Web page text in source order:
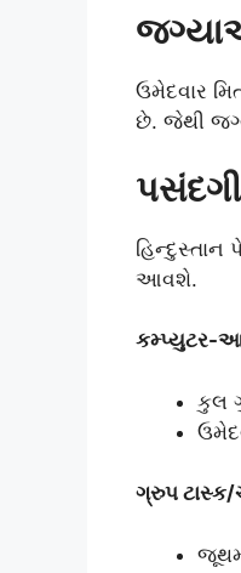
ઉમેદવાર
છે. જેથી
હિન્દુસ્તાન
આવશે.
કમ્પ્યુટર-
કુલ
ગ્રુપ ટાસ્ક/